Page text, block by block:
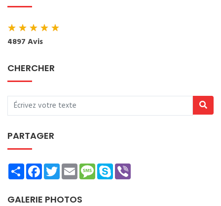
★★★★★
4897 Avis
CHERCHER
PARTAGER
ShareFacebookTwitterEmailMessage
Skype
GALERIE PHOTOS